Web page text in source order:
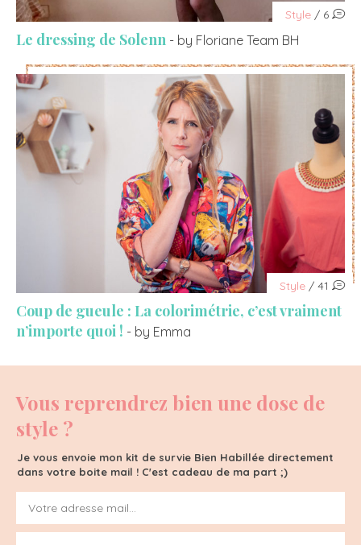
Style / 6
Le dressing de Solenn - by Floriane Team BH
Style / 41
Coup de gueule : La colorimétrie, c’est vraiment
n’importe quoi ! - by Emma
Vous reprendrez bien une dose de
style ?
Je vous envoie mon kit de survie Bien Habillée directement
dans votre boite mail ! C'est cadeau de ma part ;)